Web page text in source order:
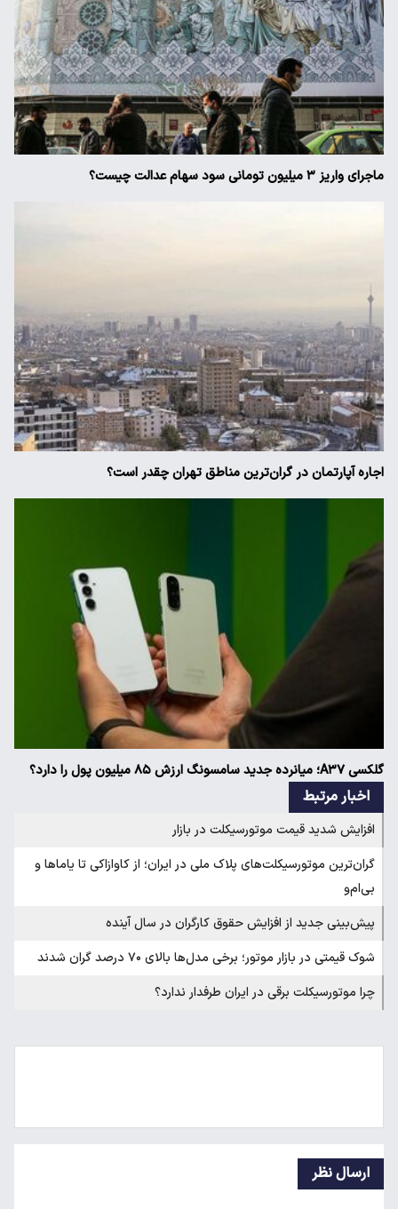
ماجرای واریز ۳ میلیون تومانی سود سهام عدالت چیست؟
اجاره آپارتمان در گران‌ترین مناطق تهران چقدر است؟
گلکسی A۳۷؛ میانرده جدید سامسونگ ارزش ۸۵ میلیون پول را دارد؟
اخبار مرتبط
افزایش شدید قیمت موتورسیکلت در بازار
گران‌ترین موتورسیکلت‌های پلاک ملی در ایران؛ از کاوازاکی تا یاماها و
بی‌ام‌و
پیش‌بینی جدید از افزایش حقوق کارگران در سال آینده
شوک قیمتی در بازار موتور؛ برخی مدل‌ها بالای ۷۰ درصد گران شدند
چرا موتورسیکلت برقی در ایران طرفدار ندارد؟
ارسال نظر